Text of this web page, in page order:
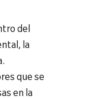
del
la
que se
en la